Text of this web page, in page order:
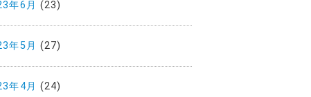
年6月 (23)
年5月 (27)
年4月 (24)